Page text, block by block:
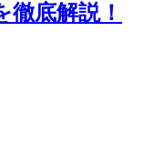
徹底解説！